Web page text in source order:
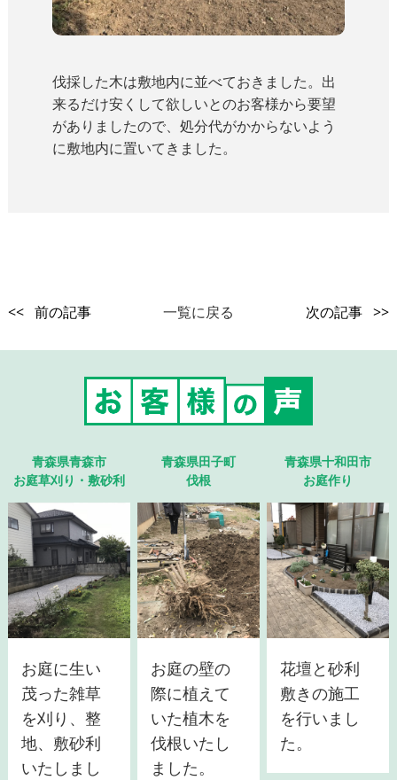
伐採した木は敷地内に並べておきました。出
来るだけ安くして欲しいとのお客様から要望
がありましたので、処分代がかからないよう
に敷地内に置いてきました。
<< 前の記事 一覧に戻る 次の記事 >>
青森県青森市
お庭草刈り・敷砂利
お庭に生い
茂った雑草
を刈り、整
地、敷砂利
いたしまし
青森県田子町
伐根
お庭の壁の
際に植えて
いた植木を
伐根いたし
ました。
青森県十和田市
お庭作り
花壇と砂利
敷きの施工
を行いまし
た。